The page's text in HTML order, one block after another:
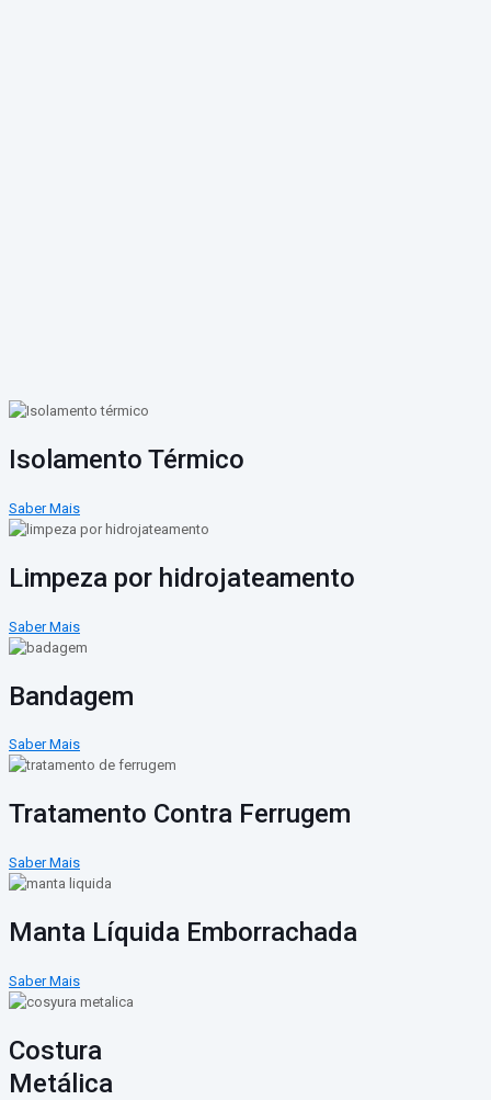
Isolamento Térmico
Saber Mais
Limpeza por hidrojateamento
Saber Mais
Bandagem
Saber Mais
Tratamento Contra Ferrugem
Saber Mais
Manta Líquida Emborrachada
Saber Mais
Costura
Metálica